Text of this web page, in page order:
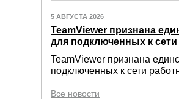
5 АВГУСТА 2026
TeamViewer признана
для подключенных к
TeamViewer признана
подключенных к сети
Все новости